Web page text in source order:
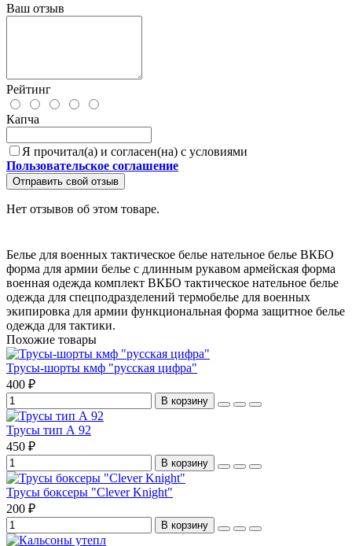
Ваш отзыв
Рейтинг
Капча
Я прочитал(а) и согласен(на) с условиями
Пользовательское соглашение
Отправить свой отзыв
Нет отзывов об этом товаре.
Белье для военных тактическое белье нательное белье ВКБО
форма для армии белье с длинным рукавом армейская форма
военная одежда комплект ВКБО тактическое нательное белье
одежда для спецподразделений термобелье для военных
экипировка для армии функциональная форма защитное белье
одежда для тактики.
Похожие товары
Трусы-шорты кмф "русская цифра"
400 ₽
В корзину
Трусы тип А 92
450 ₽
В корзину
Трусы боксеры "Clever Knight"
200 ₽
В корзину